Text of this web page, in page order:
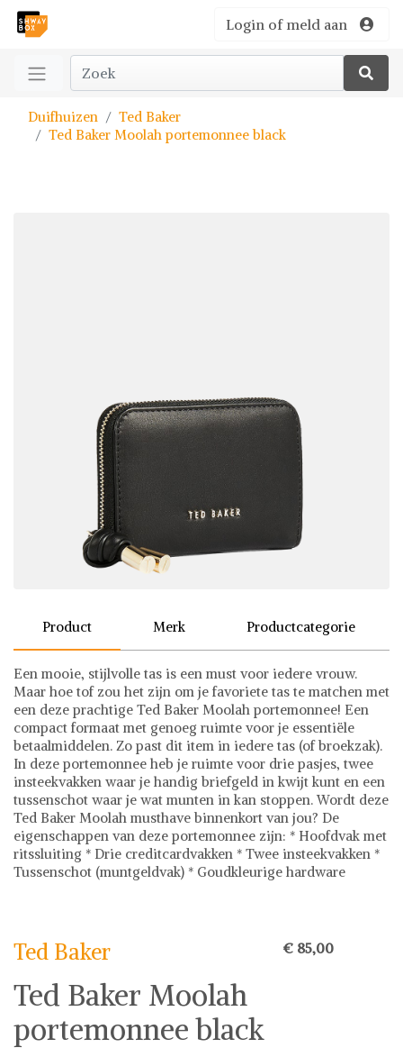
Login of meld aan
Duifhuizen
Ted Baker
Ted Baker Moolah portemonnee black
Product Merk Productcategorie
Een mooie, stijlvolle tas is een must voor iedere vrouw.
Maar hoe tof zou het zijn om je favoriete tas te matchen met
een deze prachtige Ted Baker Moolah portemonnee! Een
compact formaat met genoeg ruimte voor je essentiële
betaalmiddelen. Zo past dit item in iedere tas (of broekzak).
In deze portemonnee heb je ruimte voor drie pasjes, twee
insteekvakken waar je handig briefgeld in kwijt kunt en een
tussenschot waar je wat munten in kan stoppen. Wordt deze
Ted Baker Moolah musthave binnenkort van jou? De
eigenschappen van deze portemonnee zijn: * Hoofdvak met
ritssluiting * Drie creditcardvakken * Twee insteekvakken *
Tussenschot (muntgeldvak) * Goudkleurige hardware
Ted Baker € 85,00
Ted Baker Moolah
portemonnee black